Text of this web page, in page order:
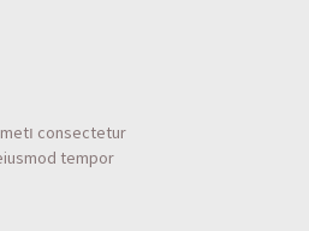
၊ consectetur
tempor